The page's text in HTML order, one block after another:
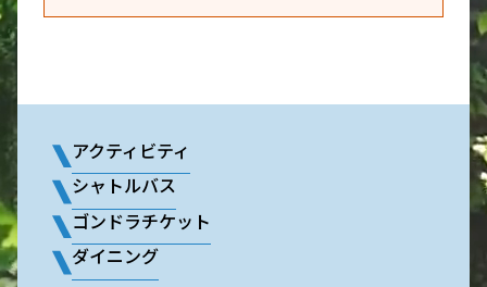
アクティビティ
シャトルバス
ゴンドラチケット
ダイニング